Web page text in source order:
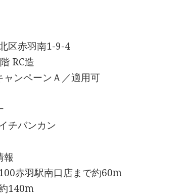
赤羽南1-9-4
RC造
ャンペーンＡ／適用可
チバンカン
報
赤羽駅南口店まで約60m
140m